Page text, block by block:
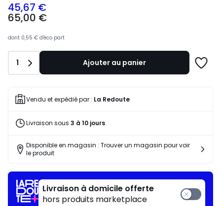
65,00
€
à
programme
pour
payer
place
45,67
45,67 €
65,00 €
dont 0,55 € d'éco part
Quantité
1 Ajouter au panier
Vendu et expédié par : La Redoute
Livraison sous 3 à 10 jours
Disponible en magasin : Trouver un magasin pour voir
le produit
Livraison à domicile offerte
hors produits marketplace